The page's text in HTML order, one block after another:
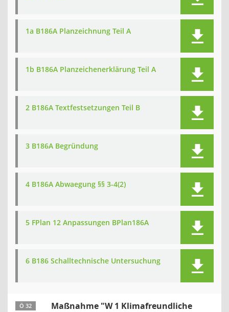
1a B186A Planzeichnung Teil A
1b B186A Planzeichenerklärung Teil A
2 B186A Textfestsetzungen Teil B
3 B186A Begründung
4 B186A Abwaegung §§ 3-4(2)
5 FPlan 12 Anpassungen BPlan186A
6 B186 Schalltechnische Untersuchung
Ö 32 Maßnahme "W 1 Klimafreundliche